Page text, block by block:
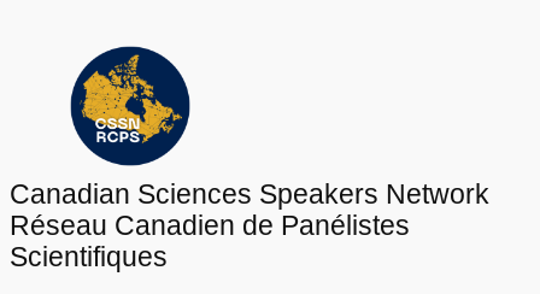
content
Canadian Sciences Speakers Network
Réseau Canadien de Panélistes
Scientifiques